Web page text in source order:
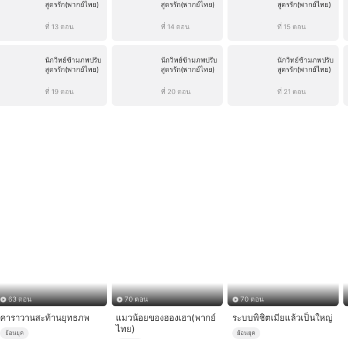
สูตรรัก(พากย์ไทย)
ที่ 13 ตอน
สูตรรัก(พากย์ไทย)
ที่ 14 ตอน
สูตรรัก(พากย์ไทย)
ที่ 15 ตอน
นักวิทย์ข้ามภพปรับ
สูตรรัก(พากย์ไทย)
ที่ 19 ตอน
นักวิทย์ข้ามภพปรับ
สูตรรัก(พากย์ไทย)
ที่ 20 ตอน
นักวิทย์ข้ามภพปรับ
สูตรรัก(พากย์ไทย)
ที่ 21 ตอน
63 ตอน
คาราวานสะท้านยุทธภพ
ย้อนยุค
70 ตอน
แมวน้อยของฮองเฮา(พากย์
ไทย)
70 ตอน
ระบบพิชิตเมียแล้วเป็นใหญ่
ย้อนยุค